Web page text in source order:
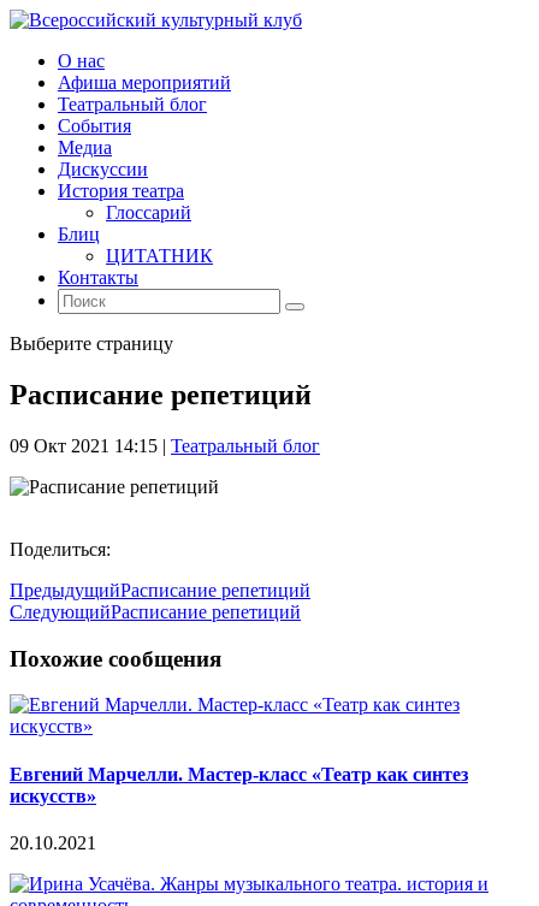
О нас
Афиша мероприятий
Театральный блог
События
Медиа
Дискуссии
История театра
Глоссарий
Блиц
ЦИТАТНИК
Контакты
Выберите страницу
Расписание репетиций
09 Окт 2021 14:15 | Театральный блог
Поделиться:
ПредыдущийРасписание репетиций
СледующийРасписание репетиций
Похожие сообщения
Евгений Марчелли. Мастер-класс «Театр как синтез
искусств»
20.10.2021